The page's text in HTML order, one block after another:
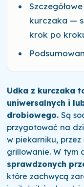
kurczaka —
krok po
Udka z kurczaka
uniwersalnych i
drobiowego.Są
przygotować na
w piekarniku,
grillowanie. W tym
sprawdzonych
które zachwycą